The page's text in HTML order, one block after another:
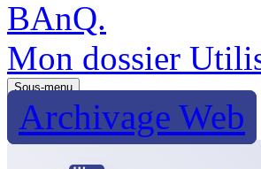
Mon dossier
Sous-menu
Archivage Web